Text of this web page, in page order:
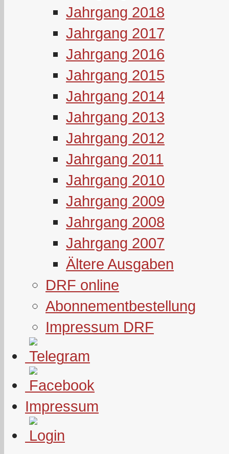
Jahrgang 2018
Jahrgang 2017
Jahrgang 2016
Jahrgang 2015
Jahrgang 2014
Jahrgang 2013
Jahrgang 2012
Jahrgang 2011
Jahrgang 2010
Jahrgang 2009
Jahrgang 2008
Jahrgang 2007
Ältere Ausgaben
DRF online
Abonnementbestellung
Impressum DRF
Impressum